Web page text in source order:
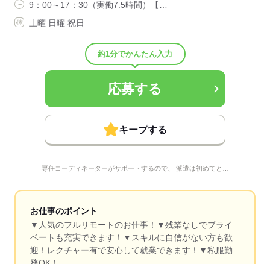
9：00～17：30（実働7.5時間）【…
土曜 日曜 祝日
約1分でかんたん入力
応募する
キープする
専任コーディネーターがサポートするので、 派遣は初めてと…
お仕事のポイント
▼人気のフルリモートのお仕事！▼残業なしでプライ
ベートも充実できます！▼スキルに自信がない方も歓
迎！レクチャー有で安心して就業できます！▼私服勤